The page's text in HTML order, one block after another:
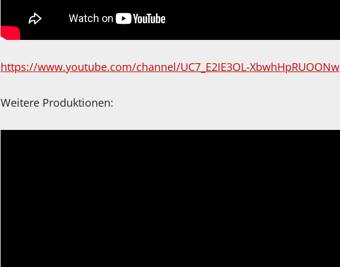
https://www.youtube.com/channel/UC7_E2IE3OL-XbwhHpRUOONw
Weitere Produktionen: